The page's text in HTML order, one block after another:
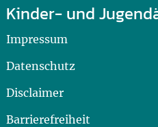
Kinder- und
Impressum
Datenschutz
Disclaimer
Barrierefreiheit